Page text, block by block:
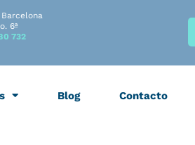
Barcelona
6ª
732
Blog Contacto